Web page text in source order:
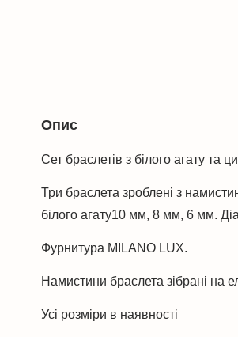
Опис
Сет браслетів з білого агату та
Три браслета зроблені з
білого агату10 мм, 8 мм, 6 мм.
Фурнитура MILANO LUX.
Намистини браслета зібрані на
Усі розміри в наявності